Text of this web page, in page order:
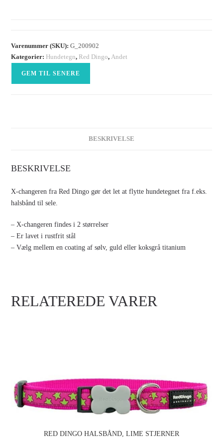
Varenummer (SKU):G_200902
Kategorier: Hundetegn, Red Dingo,Andet
GEM TIL SENERE
BESKRIVELSE
BESKRIVELSE
X-changeren fra Red Dingo gør det let at flytte hundetegnet fra f.eks.
halsbånd til sele.
– X-changeren findes i 2 størrelser
– Er lavet i rustfrit stål
– Vælg mellem en coating af sølv, guld eller koksgrå titanium
RELATEREDE VARER
RED DINGO HALSBÅND, LIME STJERNER